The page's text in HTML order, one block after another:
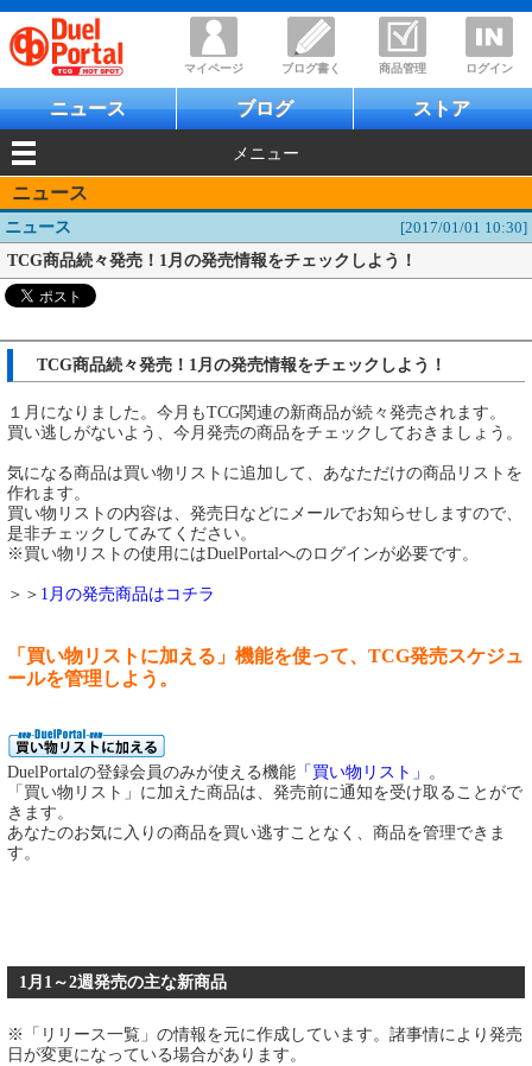
マイページ ブログ書く 商品管理 ログイン
ニュース ブログ ストア
メニュー
ニュース
ニュース
[2017/01/01 10:30]
TCG商品続々発売！1月の発売情報をチェックしよう！
TCG商品続々発売！1月の発売情報をチェックしよう！
１月になりました。今月もTCG関連の新商品が続々発売されます。
買い逃しがないよう、今月発売の商品をチェックしておきましょう。
気になる商品は買い物リストに追加して、あなただけの商品リストを
作れます。
買い物リストの内容は、発売日などにメールでお知らせしますので、
是非チェックしてみてください。
※買い物リストの使用にはDuelPortalへのログインが必要です。
＞＞ 1月の発売商品はコチラ
「買い物リストに加える」機能を使って、TCG発売スケジュ
ールを管理しよう。
DuelPortalの登録会員のみが使える機能 「買い物リスト」 。
「買い物リスト」に加えた商品は、発売前に通知を受け取ることがで
きます。
あなたのお気に入りの商品を買い逃すことなく、商品を管理できま
す。
1月1～2週発売の主な新商品
※「リリース一覧」の情報を元に作成しています。諸事情により発売
日が変更になっている場合があります。